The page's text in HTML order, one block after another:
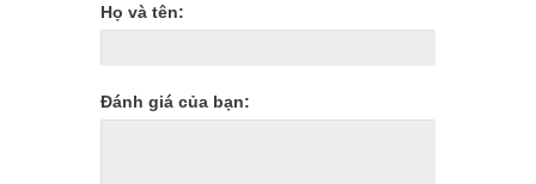
Họ và tên:
Đánh giá của bạn: